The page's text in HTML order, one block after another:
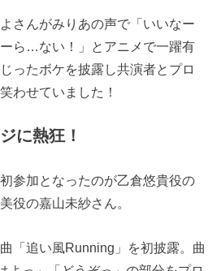
さんがみりあの声で「いいなー
ら…ない！」とアニメで一躍有
ったボケを披露し共演者とプロ
わせていました！
に熱狂！
参加となったのが乙倉悠貴役の
役の嘉山未紗さん。
「追い風Running」を初披露。曲